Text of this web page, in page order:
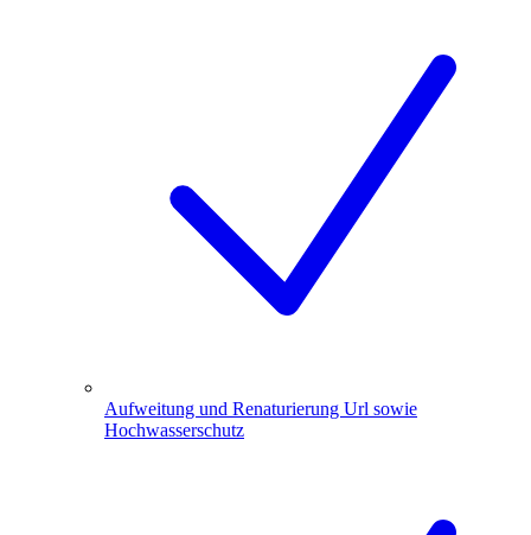
Aufweitung und Renaturierung Url sowie
Hochwasserschutz